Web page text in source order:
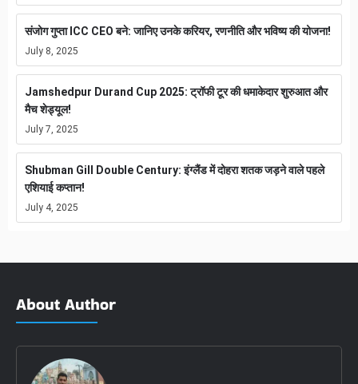
संजोग गुप्ता ICC CEO बने: जानिए उनके करियर, रणनीति और भविष्य की योजना!
July 8, 2025
Jamshedpur Durand Cup 2025: ट्रॉफी टूर की धमाकेदार शुरुआत और
मैच शेड्यूल!
July 7, 2025
Shubman Gill Double Century: इंग्लैंड में दोहरा शतक जड़ने वाले पहले
एशियाई कप्तान!
July 4, 2025
About Author